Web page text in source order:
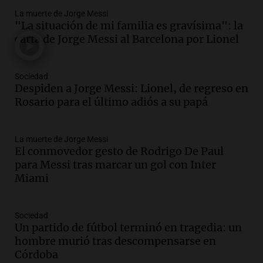
Audio.Tragedia en Mendoza: un muerto
y cinco heridos tras caer dos autos desde
un puente
Episodios
Audio.Messi llegará esta noche a
Rosario para acompañar a su familia
Episodios
Audio.Ley de Propiedad Privada: el revés
en el Congreso expuso una debilidad
comunicacional del Gobierno
Episodios
Audio.Casabindo se prepara para una
celebración única: 30.000 turistas y el
tradicional Toreo de la Vincha
La muerte de Jorge Messi
"La situación de mi familia es gravísima": la
carta de Jorge Messi al Barcelona por Lionel
Sociedad
Despiden a Jorge Messi: Lionel, de regreso en
Rosario para el último adiós a su papá
La muerte de Jorge Messi
El conmovedor gesto de Rodrigo De Paul
para Messi tras marcar un gol con Inter
Miami
Sociedad
Un partido de fútbol terminó en tragedia: un
hombre murió tras descompensarse en
Córdoba